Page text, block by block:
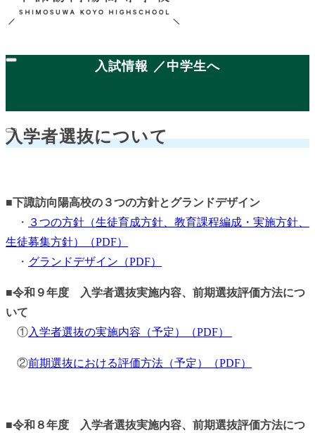
入試情報 ／中学生へ
入学者選抜について
■下諏訪向陽高校の３つの方針とグランドデザイン
・ ３つの方針（生徒育成方針、教育課程編成・実施方針、
生徒募集方針）（PDF）
・ グランドデザイン（PDF）
■令和９年度 入学者選抜実施内容、前期選抜評価方法につ
いて
①入学者選抜の実施内容（予定）（PDF）
②前期選抜における評価方法（予定）（PDF）
■令和８年度 入学者選抜実施内容、前期選抜評価方法につ